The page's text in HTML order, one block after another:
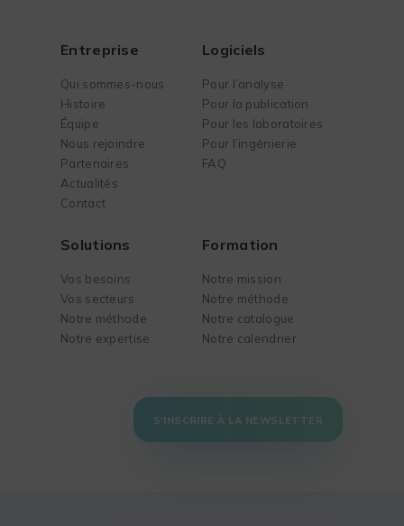
Entreprise
Qui sommes-nous
Histoire
Équipe
Nous rejoindre
Partenaires
Actualités
Contact
Logiciels
Pour l’analyse
Pour la publication
Pour les laboratoires
Pour l’ingénierie
FAQ
Solutions
Vos besoins
Vos secteurs
Notre méthode
Notre expertise
Formation
Notre mission
Notre méthode
Notre catalogue
Notre calendrier
S'INSCRIRE À LA NEWSLETTER